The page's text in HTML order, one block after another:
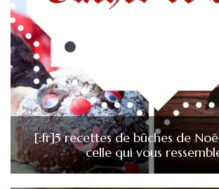
[:fr]5 recettes de bûches de
celle qui vous